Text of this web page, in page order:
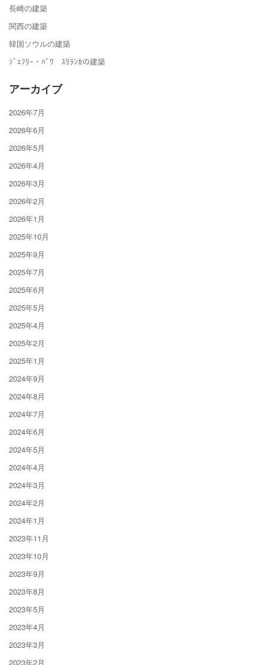
長崎の建築
関西の建築
韓国ソウルの建築
ｼﾞｪﾌﾘｰ・ﾊﾞﾜ ｽﾘﾗﾝｶの建築
アーカイブ
2026年7月
2026年6月
2026年5月
2026年4月
2026年3月
2026年2月
2026年1月
2025年10月
2025年9月
2025年7月
2025年6月
2025年5月
2025年4月
2025年2月
2025年1月
2024年9月
2024年8月
2024年7月
2024年6月
2024年5月
2024年4月
2024年3月
2024年2月
2024年1月
2023年11月
2023年10月
2023年9月
2023年8月
2023年5月
2023年4月
2023年3月
2023年2月